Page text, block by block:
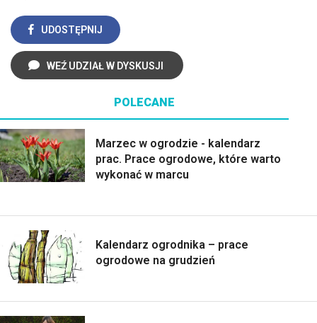
UDOSTĘPNIJ
WEŹ UDZIAŁ W DYSKUSJI
POLECANE
Marzec w ogrodzie - kalendarz
prac. Prace ogrodowe, które warto
wykonać w marcu
Kalendarz ogrodnika – prace
ogrodowe na grudzień